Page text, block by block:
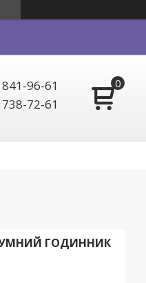
96-61
72-61
ГОДИННИК